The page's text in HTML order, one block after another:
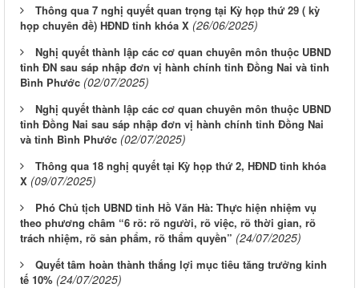
Thông qua 7 nghị quyết quan trọng tại Kỳ họp thứ 29 ( kỳ
họp chuyên đề) HĐND tỉnh khóa X (26/06/2025)
Nghị quyết thành lập các cơ quan chuyên môn thuộc UBND
tỉnh ĐN sau sáp nhập đơn vị hành chính tỉnh Đồng Nai và tỉnh
Bình Phước (02/07/2025)
Nghị quyết thành lập các cơ quan chuyên môn thuộc UBND
tỉnh Đồng Nai sau sáp nhập đơn vị hành chính tỉnh Đồng Nai
và tỉnh Bình Phước (02/07/2025)
Thông qua 18 nghị quyết tại Kỳ họp thứ 2, HĐND tỉnh khóa
X (09/07/2025)
Phó Chủ tịch UBND tỉnh Hồ Văn Hà: Thực hiện nhiệm vụ
theo phương châm “6 rõ: rõ người, rõ việc, rõ thời gian, rõ
trách nhiệm, rõ sản phẩm, rõ thẩm quyền” (24/07/2025)
Quyết tâm hoàn thành thắng lợi mục tiêu tăng trưởng kinh
tế 10% (24/07/2025)